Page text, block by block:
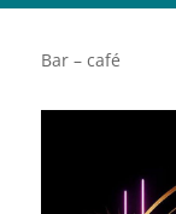
Bar – café